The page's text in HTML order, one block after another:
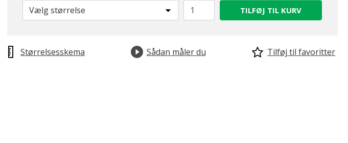
Vælg størrelse TILFØJ TIL KURV
Størrelsesskema Sådan måler du Tilføj til favoritter